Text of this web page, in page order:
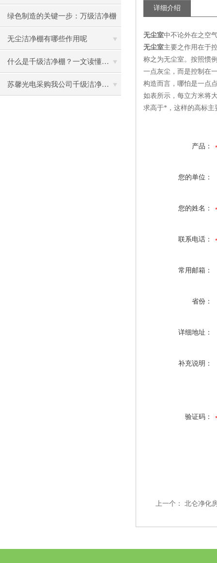
室到底有什么区别？
绿色制造的关键一步：万级洁净棚
助力环保型半导体产业发展
无尘洁净棚有哪些作用呢
什么是千级洁净棚？一文读懂其结构特点与局部净化优势
苏馨光电采购我公司千级洁净棚普通工作台一批（7月07日）已顺利交货
详细介绍
无尘室中不论外在之空
无尘室主要之作用在于
称之为无尘室。按照惯
一点灰尘，而是控制在
构造而言，哪怕是一点
如表所示，每立方米将
求高于*，这样的高标主
产品：
您的单位：
您的姓名：
联系电话：
常用邮箱：
省份：
详细地址：
补充说明：
验证码：
上一个： 北仑净化